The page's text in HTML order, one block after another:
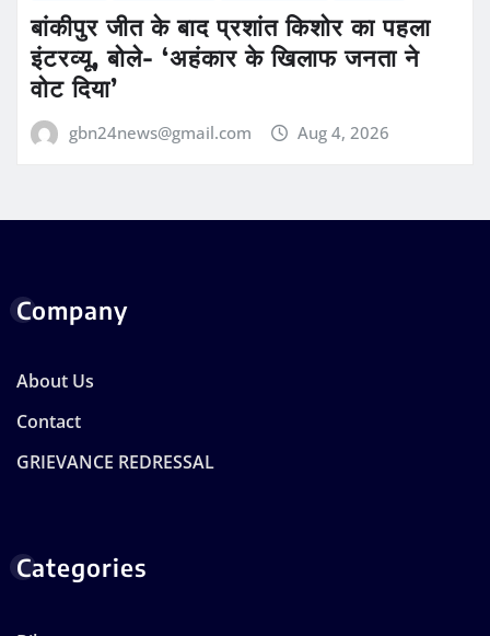
बांकीपुर जीत के बाद प्रशांत किशोर का पहला
इंटरव्यू, बोले- ‘अहंकार के खिलाफ जनता ने
वोट दिया’
gbn24news@gmail.com Aug 4, 2026
Company
About Us
Contact
GRIEVANCE REDRESSAL
Categories